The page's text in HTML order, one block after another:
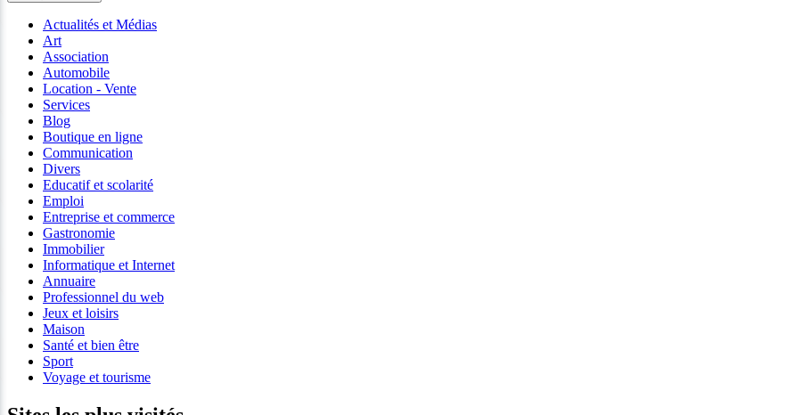
Actualités et Médias
Art
Association
Automobile
Location - Vente
Services
Blog
Boutique en ligne
Communication
Divers
Educatif et scolarité
Emploi
Entreprise et commerce
Gastronomie
Immobilier
Informatique et Internet
Annuaire
Professionnel du web
Jeux et loisirs
Maison
Santé et bien être
Sport
Voyage et tourisme